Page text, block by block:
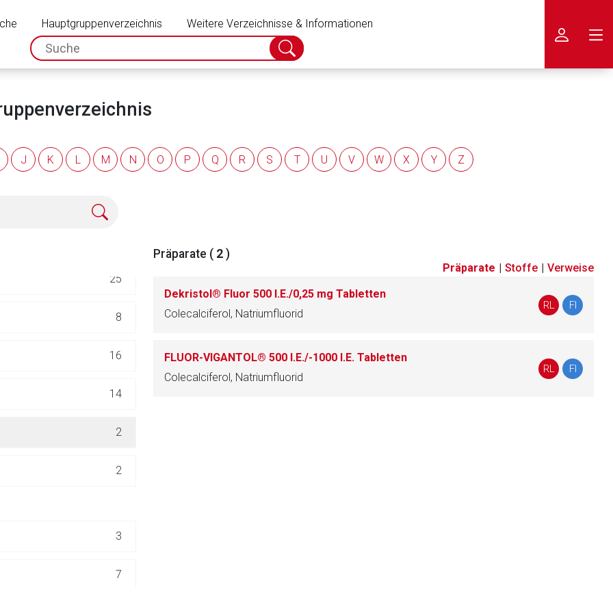
Hauptgruppenverzeichnis
Weitere Verzeichnisse & Informationen
spc.search.input.placeholder
Suche
abschicken
J K L M N O P Q R S T U V W X Y Z
Hyperphosphatä
147
72
25
8
16
14
2
2
3
7
Präparate ( 2 )
Präparate | Stoffe | Verweise
Dekristol® Fluor 500 I.E./0,25 mg Tabletten
Colecalciferol, Natriumfluorid
RL FI
FLUOR-VIGANTOL® 500 I.E./-1000 I.E. Tabletten
Colecalciferol, Natriumfluorid
RL FI
Ebenso gelten dort ggf. andere Datenschutzbestimmungen.
Zurück zur rote-liste.de Zur Seite